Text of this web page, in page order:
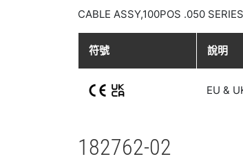
CABLE ASSY,100POS .050
符號 說明
EU &
182762-02